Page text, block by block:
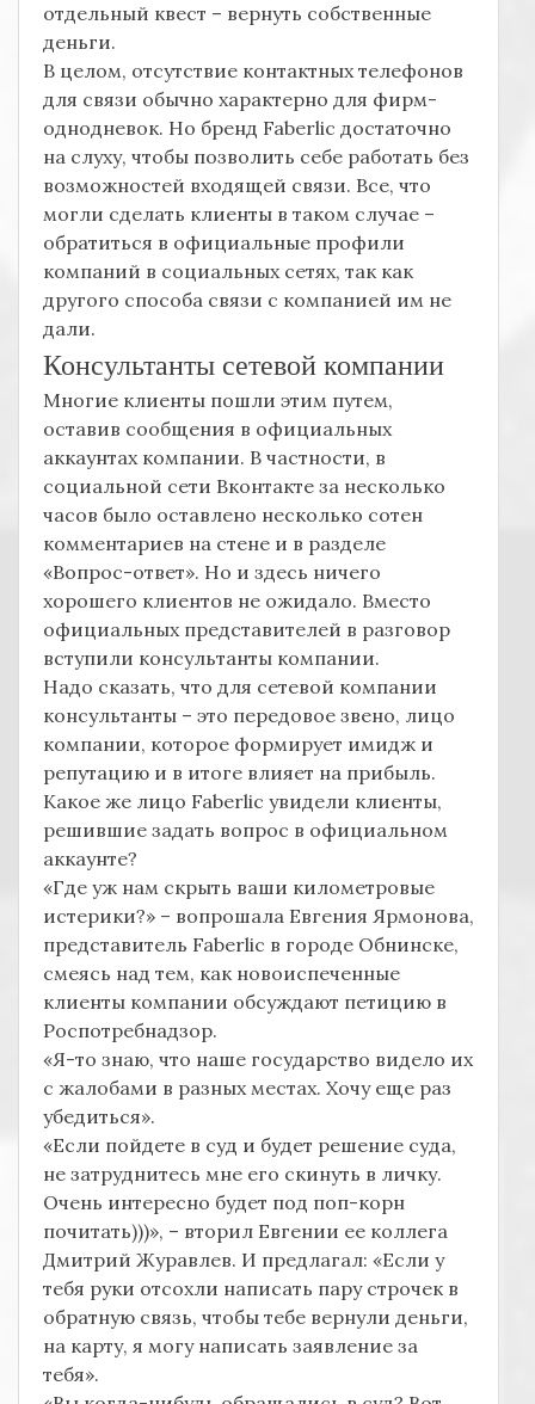
отдельный квест – вернуть собственные
деньги.
В целом, отсутствие контактных телефонов
для связи обычно характерно для фирм-
однодневок. Но бренд Faberlic достаточно
на слуху, чтобы позволить себе работать без
возможностей входящей связи. Все, что
могли сделать клиенты в таком случае –
обратиться в официальные профили
компаний в социальных сетях, так как
другого способа связи с компанией им не
дали.
Консультанты сетевой компании
Многие клиенты пошли этим путем,
оставив сообщения в официальных
аккаунтах компании. В частности, в
социальной сети Вконтакте за несколько
часов было оставлено несколько сотен
комментариев на стене и в разделе
«Вопрос-ответ». Но и здесь ничего
хорошего клиентов не ожидало. Вместо
официальных представителей в разговор
вступили консультанты компании.
Надо сказать, что для сетевой компании
консультанты – это передовое звено, лицо
компании, которое формирует имидж и
репутацию и в итоге влияет на прибыль.
Какое же лицо Faberlic увидели клиенты,
решившие задать вопрос в официальном
аккаунте?
«Где уж нам скрыть ваши километровые
истерики?» – вопрошала Евгения Ярмонова,
представитель Faberlic в городе Обнинске,
смеясь над тем, как новоиспеченные
клиенты компании обсуждают петицию в
Роспотребнадзор.
«Я-то знаю, что наше государство видело их
с жалобами в разных местах. Хочу еще раз
убедиться».
«Если пойдете в суд и будет решение суда,
не затруднитесь мне его скинуть в личку.
Очень интересно будет под поп-корн
почитать)))», – вторил Евгении ее коллега
Дмитрий Журавлев. И предлагал: «Если у
тебя руки отсохли написать пару строчек в
обратную связь, чтобы тебе вернули деньги,
на карту, я могу написать заявление за
тебя».